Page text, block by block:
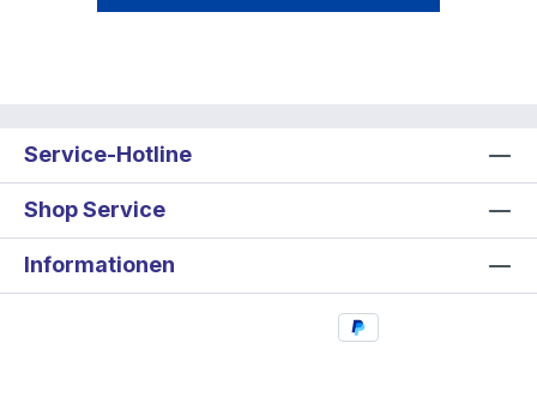
Service-Hotline
Shop Service
Informationen